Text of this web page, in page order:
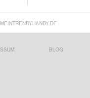
BLOG